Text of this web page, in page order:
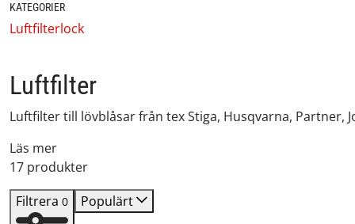
KATEGORIER
Luftfilterlock
Luftfilter
Luftfilter till lövblåsar från tex Stiga, Husqvarna, Partner,
Läs mer
17 produkter
Filtrera 0 Populärt